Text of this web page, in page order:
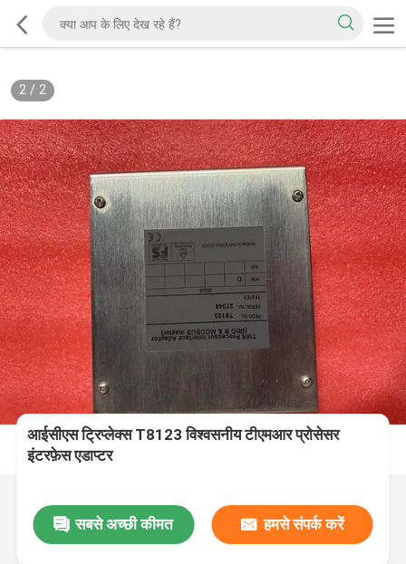
2/ 2
आईसीएस ट्रिप्लेक्स T8123 विश्वसनीय टीएमआर प्रोसेसर
इंटरफ़ेस एडाप्टर
सबसे अच्छी कीमत हमसे संपर्क करें